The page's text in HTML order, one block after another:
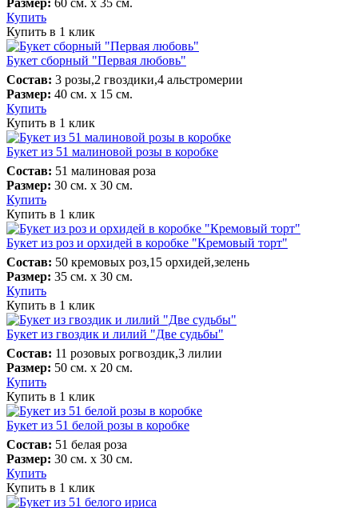
Купить
Купить в 1 клик
Букет сборный "Первая любовь"
Состав: 3 розы,2 гвоздики,4 альстромерии
Размер: 40 см. х 15 см.
Купить
Купить в 1 клик
Букет из 51 малиновой розы в коробке
Состав: 51 малиновая роза
Размер: 30 см. х 30 см.
Купить
Купить в 1 клик
Букет из роз и орхидей в коробке "Кремовый торт"
Состав: 50 кремовых роз,15 орхидей,зелень
Размер: 35 см. х 30 см.
Купить
Купить в 1 клик
Букет из гвоздик и лилий "Две судьбы"
Состав: 11 розовых рогвоздик,3 лилии
Размер: 50 см. х 20 см.
Купить
Купить в 1 клик
Букет из 51 белой розы в коробке
Состав: 51 белая роза
Размер: 30 см. х 30 см.
Купить
Купить в 1 клик